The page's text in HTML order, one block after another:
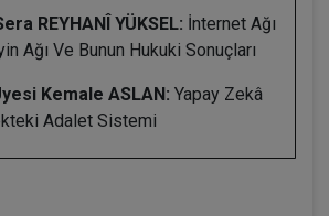
REYHANÎ YÜKSEL: İnternet Ağı
Ağı Ve Bunun Hukuki Sonuçları
Kemale ASLAN: Yapay Zekâ
Adalet Sistemi